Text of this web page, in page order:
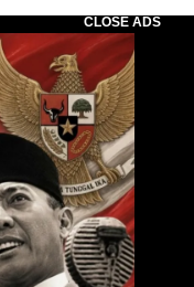
CLOSE ADS